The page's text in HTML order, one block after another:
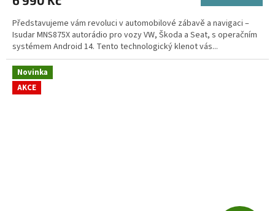
A
z
5
hvězdiček.
Představujeme vám revoluci v automobilové zábavě a navigaci –
Isudar MNS875X autorádio pro vozy VW, Škoda a Seat, s operačním
systémem Android 14. Tento technologický klenot vás...
Novinka
AKCE